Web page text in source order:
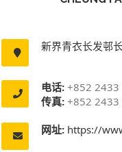
新界青衣长发邨
电话: +852
传真: +852 2433
网址: https://